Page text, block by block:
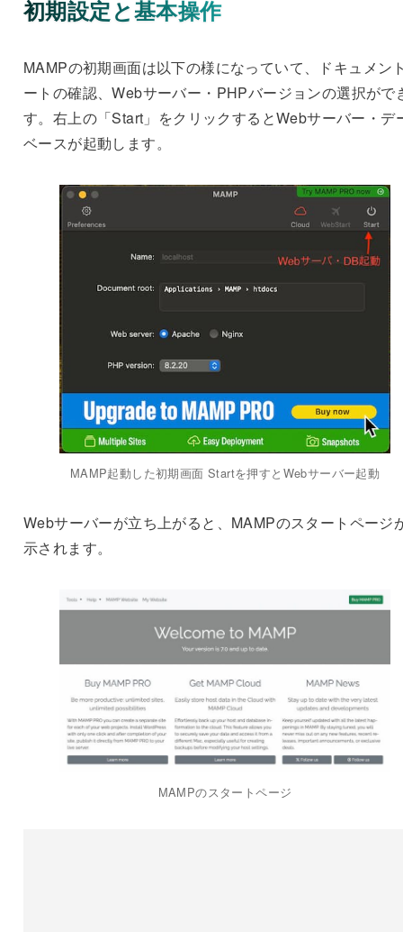
初期設定と基本操作
MAMPの初期画面は以下の様になっていて、ドキュメン
ートの確認、Webサーバー・PHPバージョンの選択がで
す。右上の「Start」をクリックするとWebサーバー・デ
ベースが起動します。
MAMP起動した初期画面 Startを押すとWebサーバー起動
Webサーバーが立ち上がると、MAMPのスタートページ
示されます。
MAMPのスタートページ